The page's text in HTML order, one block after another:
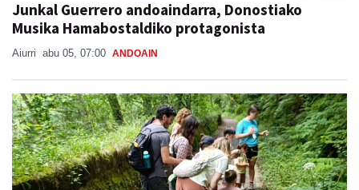
Junkal Guerrero andoaindarra, Donostiako
Musika Hamabostaldiko protagonista
Aiurri abu 05, 07:00 ANDOAIN